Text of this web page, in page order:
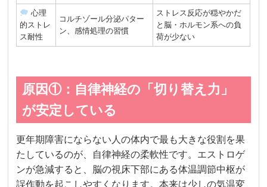
心理
的ストレ
ス耐性
コルチゾール分泌パター
ン、感情処理の習慣
ストレス反応が穏やかだ
と脳・ホルモン系への負
荷が少ない
原因①：自律神経の「切り替え力」
が安定している
更年期障害にならない人の体内で最も大きな役割を果
たしているのが、自律神経の柔軟性です。エストロゲ
ンが急減すると、脳の視床下部にある体温調節中枢が
誤作動を起こしやすくなります。本来は少しの気温変